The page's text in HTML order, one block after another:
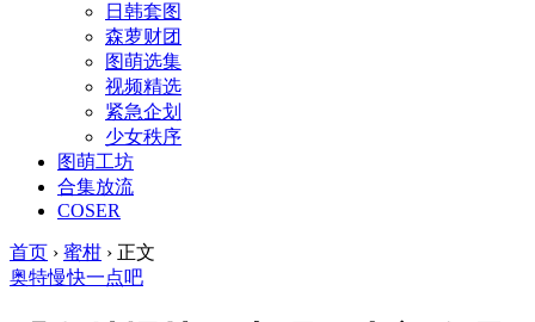
日韩套图
森萝财团
图萌选集
视频精选
紧急企划
少女秩序
图萌工坊
合集放流
COSER
首页 › 蜜柑 › 正文
奥特慢快一点吧